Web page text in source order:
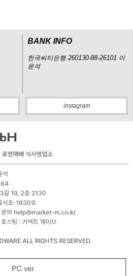
BANK INFO
한국씨티은행 260130-88-26101 이
윤석
instagram